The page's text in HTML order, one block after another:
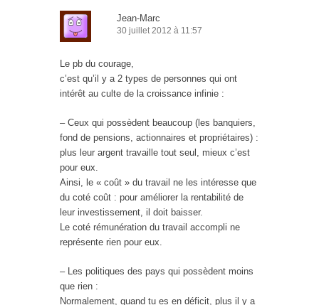
Jean-Marc
30 juillet 2012 à 11:57
Le pb du courage,
c’est qu’il y a 2 types de personnes qui ont
intérêt au culte de la croissance infinie :
– Ceux qui possèdent beaucoup (les banquiers,
fond de pensions, actionnaires et propriétaires) :
plus leur argent travaille tout seul, mieux c’est
pour eux.
Ainsi, le « coût » du travail ne les intéresse que
du coté coût : pour améliorer la rentabilité de
leur investissement, il doit baisser.
Le coté rémunération du travail accompli ne
représente rien pour eux.
– Les politiques des pays qui possèdent moins
que rien :
Normalement, quand tu es en déficit, plus il y a